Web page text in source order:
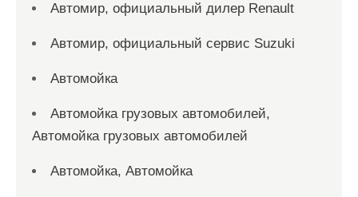
Автомир, официальный дилер Renault
Автомир, официальный сервис Suzuki
Автомойка
Автомойка грузовых автомобилей,
Автомойка грузовых автомобилей
Автомойка, Автомойка